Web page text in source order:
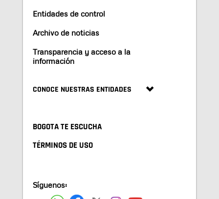
Entidades de control
Archivo de noticias
Transparencia y acceso a la
información
CONOCE NUESTRAS ENTIDADES
BOGOTA TE ESCUCHA
TÉRMINOS DE USO
Síguenos: